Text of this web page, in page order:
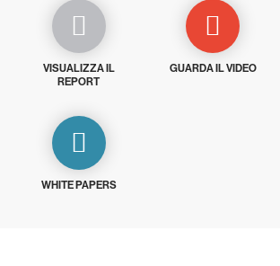
VISUALIZZA IL
REPORT
GUARDA IL VIDEO
WHITE PAPERS